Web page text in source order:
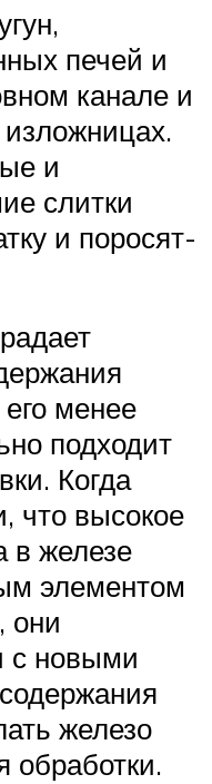
печей и
канале и
и
слитки
и поросят-
менее
подходит
Когда
что высокое
в железе
элементом
они
с новыми
железо
обработки.